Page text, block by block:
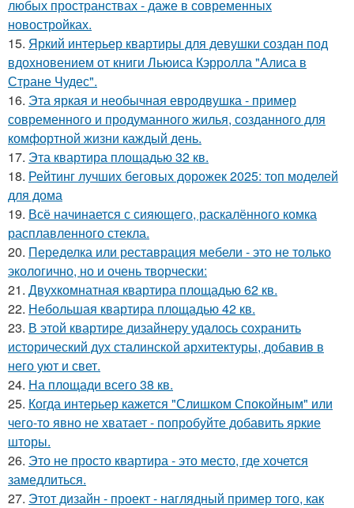
любых пространствах - даже в современных
новостройках.
15. Яркий интерьер квартиры для девушки создан под
вдохновением от книги Льюиса Кэрролла "Алиса в
Стране Чудес".
16. Эта яркая и необычная евродвушка - пример
современного и продуманного жилья, созданного для
комфортной жизни каждый день.
17. Эта квартира площадью 32 кв.
18. Рейтинг лучших беговых дорожек 2025: топ моделей
для дома
19. Всё начинается с сияющего, раскалённого комка
расплавленного стекла.
20. Переделка или реставрация мебели - это не только
экологично, но и очень творчески:
21. Двухкомнатная квартира площадью 62 кв.
22. Небольшая квартира площадью 42 кв.
23. В этой квартире дизайнеру удалось сохранить
исторический дух сталинской архитектуры, добавив в
него уют и свет.
24. На площади всего 38 кв.
25. Когда интерьер кажется "Слишком Спокойным" или
чего-то явно не хватает - попробуйте добавить яркие
шторы.
26. Это не просто квартира - это место, где хочется
замедлиться.
27. Этот дизайн - проект - наглядный пример того, как